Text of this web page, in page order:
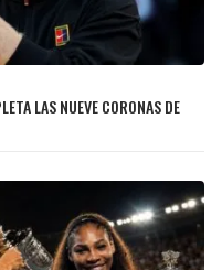
LAS NUEVE CORONAS DE